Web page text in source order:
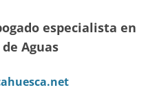
especialista en
Aguas